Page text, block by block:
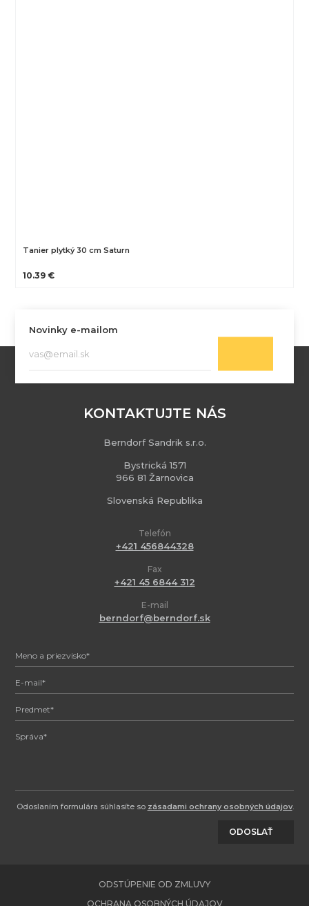
Tanier plytký 30 cm Saturn
10.39 €
Novinky e-mailom
KONTAKTUJTE NÁS
Berndorf Sandrik s.r.o.
Bystrická 1571
966 81 Žarnovica
Slovenská Republika
Telefón
+421 456844328
Fax
+421 45 6844 312
E-mail
berndorf@berndorf.sk
Odoslaním formulára súhlasíte so zásadami ochrany osobných údajov.
ODOSLAŤ
ODSTÚPENIE OD ZMLUVY
OCHRANA OSOBNÝCH ÚDAJOV